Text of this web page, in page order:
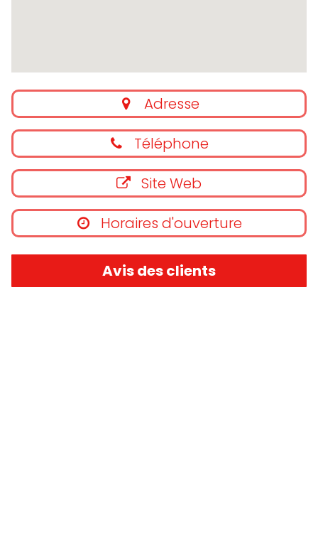
Adresse
Téléphone
Site Web
Horaires d'ouverture
Avis des clients